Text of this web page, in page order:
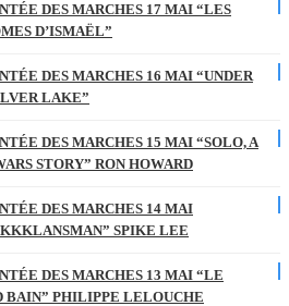
DES MARCHES 17 MAI “LES
D’ISMAËL”
DES MARCHES 16 MAI “UNDER
LAKE”
DES MARCHES 15 MAI “SOLO, A
STORY” RON HOWARD
DES MARCHES 14 MAI
SPIKE LEE
DES MARCHES 13 MAI “LE
BAIN” PHILIPPE LELOUCHE